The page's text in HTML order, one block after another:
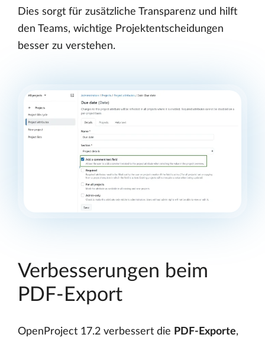
Dies sorgt für zusätzliche Transparenz und hilft
den Teams, wichtige Projektentscheidungen
besser zu verstehen.
Verbesserungen beim
PDF-Export
OpenProject 17.2 verbessert die PDF-Exporte,